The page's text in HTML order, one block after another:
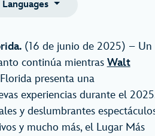
(16 de junio de 2025) – Un
continúa mientras Walt
presenta una
experiencias durante el
y deslumbrantes
y mucho más, el Lugar Más